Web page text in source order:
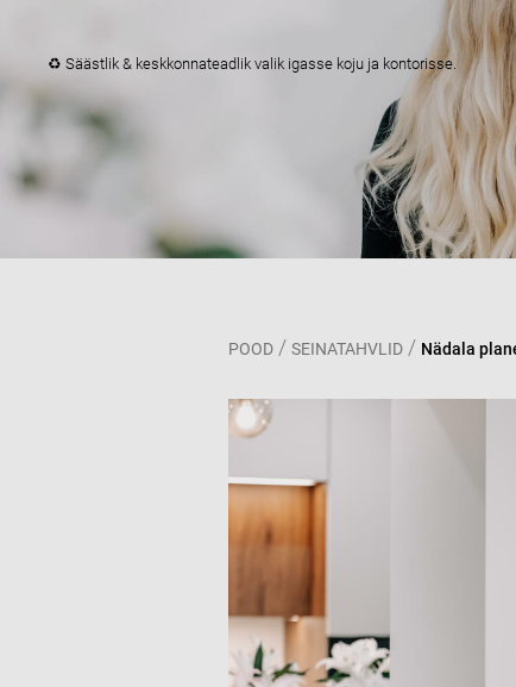
♻️ Säästlik & keskkonnateadlik valik igasse koju ja kontorisse.
POOD / SEINATAHVLID / Nädala